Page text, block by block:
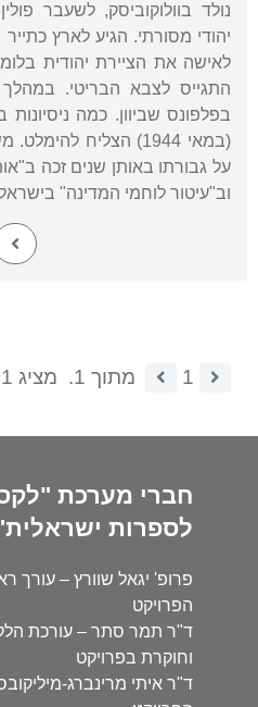
נולד בוולוקוביסק, לשעבר
התגייס לצבא הבריטי.
בפלפונס שביוון. כמה
(במאי 1944) הצליח
על גבורתו באותן שנים זכה
וב"עיטור לוחמי המדינה"
1 מתוך 1. מציג 1 ערכים.
חברי מערכת
לספרות
פרופ' יגאל שוורץ – עורך
הפרויקט
ד"ר תמר סתר – עורכת
וחוקרת בפרויקט
ד"ר איתי מרינברג-